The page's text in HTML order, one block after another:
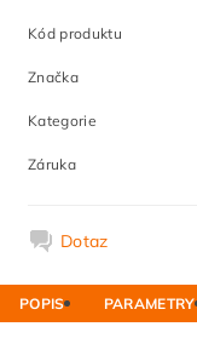
Kód produktu
Značka
Kategorie
Záruka
Dotaz
POPIS PARAMETRY